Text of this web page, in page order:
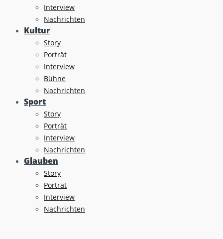
Interview
Nachrichten
Kultur
Story
Porträt
Interview
Bühne
Nachrichten
Sport
Story
Porträt
Interview
Nachrichten
Glauben
Story
Porträt
Interview
Nachrichten